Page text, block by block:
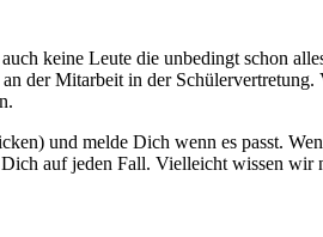
keine Leute die unbedingt schon
der Mitarbeit in der Schülervertretung.
und melde Dich wenn es passt.
auf jeden Fall. Vielleicht wissen wir